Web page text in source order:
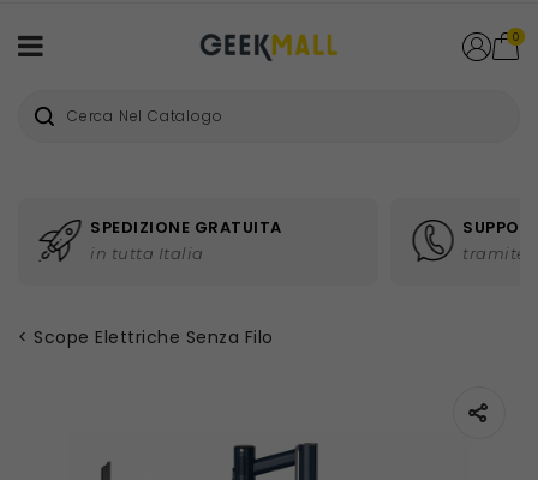
0
SPEDIZIONE GRATUITA
in tutta Italia tramite
Scope Elettriche Senza Filo